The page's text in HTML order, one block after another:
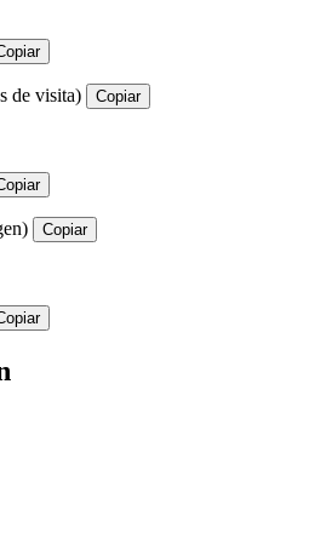
de visita) Copiar
Copiar